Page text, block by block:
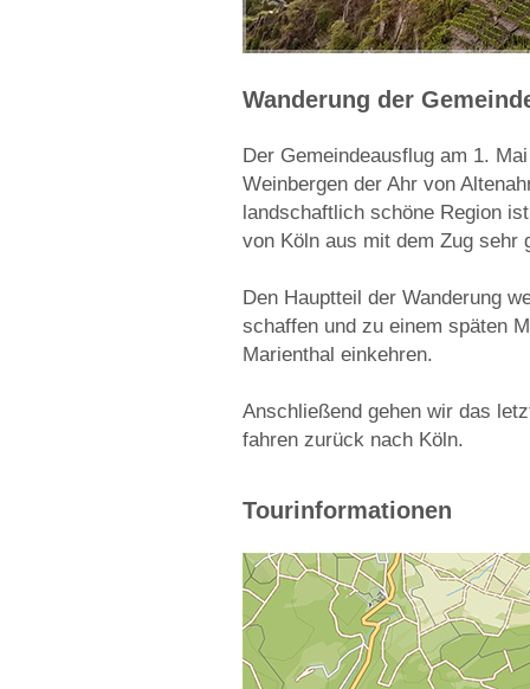
Wanderung der
Der Gemeindeausflug am 1.
Weinbergen der Ahr von
landschaftlich schöne Region
von Köln aus mit dem Zug sehr
Den Hauptteil der Wanderung
schaffen und zu einem späten
Marienthal einkehren.
Anschließend gehen wir das
fahren zurück nach Köln.
Tourinformationen